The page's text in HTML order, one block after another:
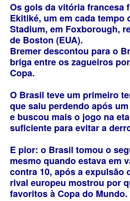
Os gols da vitória francesa
Ekitiké, um em cada tempo
Stadium, em Foxborough,
de Boston (EUA).
Bremer descontou para o
briga entre os zagueiros
Copa.
O Brasil teve um primeiro
que saiu perdendo após
e buscou mais o jogo na
suficiente para evitar a
E pior: o Brasil tomou o
mesmo quando estava em
contra 10, após a expulsão
rival europeu mostrou por
favoritos à Copa do Mundo.